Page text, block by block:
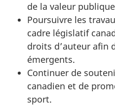
de la valeur
Poursuivre les
cadre législatif
droits d’auteur afin
émergents.
Continuer de
canadien et de
sport.